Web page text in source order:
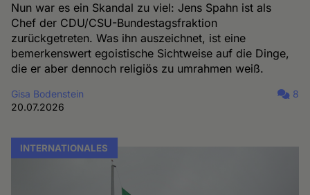
Nun war es ein Skandal zu viel: Jens Spahn ist als
Chef der CDU/CSU-Bundestagsfraktion
zurückgetreten. Was ihn auszeichnet, ist eine
bemerkenswert egoistische Sichtweise auf die Dinge,
die er aber dennoch religiös zu umrahmen weiß.
Gisa Bodenstein
20.07.2026
8
INTERNATIONALES